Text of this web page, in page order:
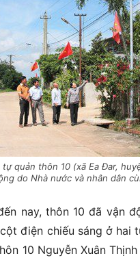
tự quản thôn 10 (xã Ea Đar,
do Nhà nước và nhân dân
nay, thôn 10 đã vận
điện chiếu sáng ở hai
10 Nguyễn Xuân